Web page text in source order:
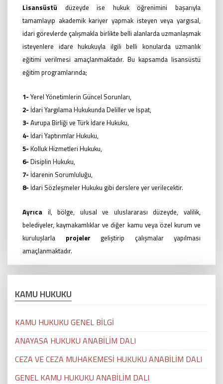
Lisansüstü düzeyde ise hukuk öğrenimini başarıyla
tamamlayıp akademik kariyer yapmak isteyen veya yargısal,
idari görevlerde çalışmakla birlikte belli alanlarda uzmanlaşmak
isteyenlere idare hukukuyla ilgili belli konularda uzmanlık
eğitimi verilmesi amaçlanmaktadır. Bu kapsamda lisansüstü
eğitim programlarında;
1- Yerel Yönetimlerin Güncel Sorunları,
2- İdari Yargılama Hukukunda Deliller ve İspat,
3- Avrupa Birliği ve Türk İdare Hukuku,
4- İdari Yaptırımlar Hukuku,
5- Kolluk Hizmetleri Hukuku,
6- Disiplin Hukuku,
7- İdarenin Sorumluluğu,
8- İdari Sözleşmeler Hukuku gibi derslere yer verilecektir.
Ayrıca il, bölge, ulusal ve uluslararası düzeyde, valilik,
belediyeler, kaymakamlıklar ve diğer kamu veya özel kurum ve
kuruluşlarla projeler geliştirip çalışmalar yapılması
amaçlanmaktadır.
KAMU HUKUKU
KAMU HUKUKU GENEL BİLGİ
ANAYASA HUKUKU ANABİLİM DALI
CEZA VE CEZA MUHAKEMESİ HUKUKU ANABİLİM DALI
GENEL KAMU HUKUKU ANABİLİM DALI